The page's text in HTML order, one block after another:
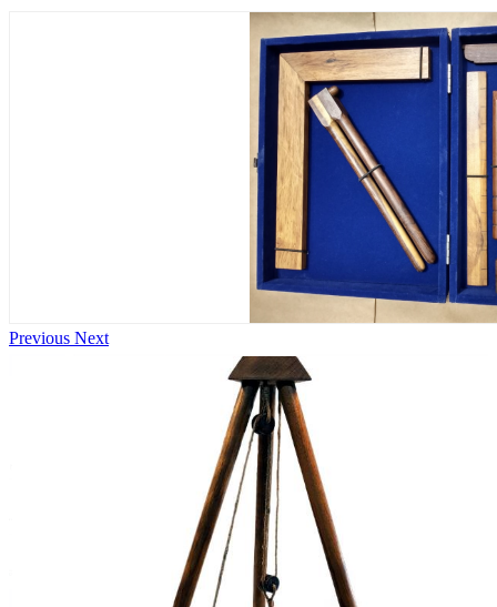
Previous Next